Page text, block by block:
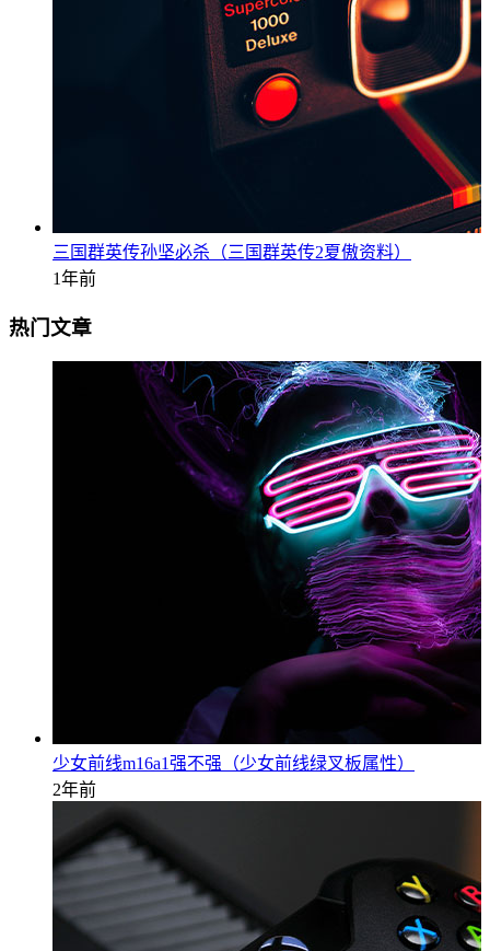
三国群英传孙坚必杀（三国群英传2夏傲资料）
1年前
热门文章
少女前线m16a1强不强（少女前线绿叉板属性）
2年前